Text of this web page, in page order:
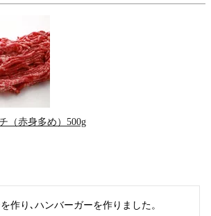
（赤身多め）500g
作り､ハンバーガーを作りました。